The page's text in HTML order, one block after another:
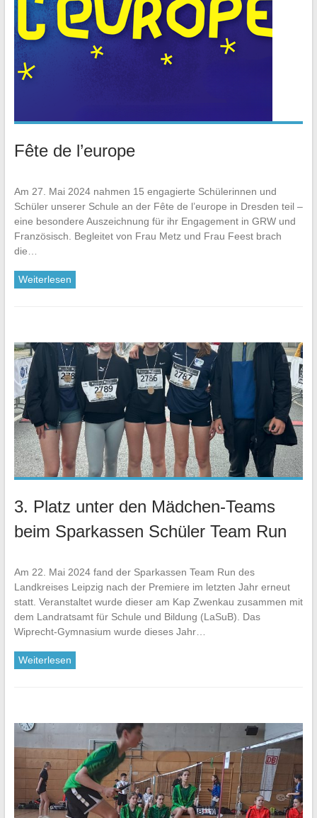
Fête de l’europe
Am 27. Mai 2024 nahmen 15 engagierte Schülerinnen und
Schüler unserer Schule an der Fête de l’europe in Dresden teil –
eine besondere Auszeichnung für ihr Engagement in GRW und
Französisch. Begleitet von Frau Metz und Frau Feest brach
die…
Weiterlesen
3. Platz unter den Mädchen-Teams
beim Sparkassen Schüler Team Run
Am 22. Mai 2024 fand der Sparkassen Team Run des
Landkreises Leipzig nach der Premiere im letzten Jahr erneut
statt. Veranstaltet wurde dieser am Kap Zwenkau zusammen mit
dem Landratsamt für Schule und Bildung (LaSuB). Das
Wiprecht-Gymnasium wurde dieses Jahr…
Weiterlesen